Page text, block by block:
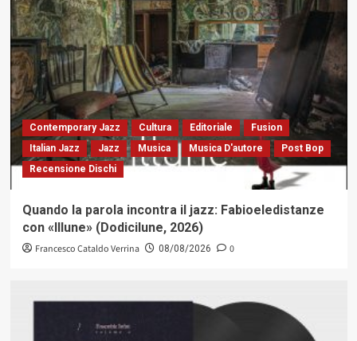
Contemporary Jazz Cultura Editoriale
Fusion
Italian Jazz
Jazz Musica Musica D'autore
Post Bop
Recensione Dischi
Quando la parola incontra il jazz: Fabioeledistanze
con «Illune» (Dodicilune, 2026)
Francesco Cataldo Verrina 08/08/2026 0